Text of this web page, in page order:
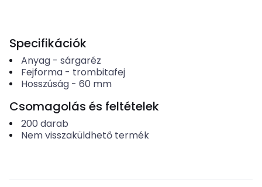
Specifikációk
Anyag- sárgaréz
Fejforma- trombitafej
Hosszúság- 60 mm
Csomagolás és feltételek
200 darab
Nem visszaküldhető termék